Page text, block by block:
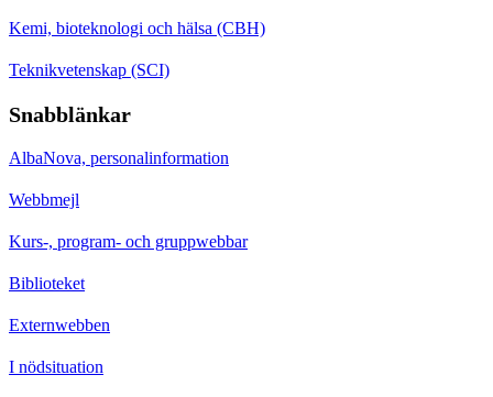
Kemi, bioteknologi och hälsa (CBH)
Teknikvetenskap (SCI)
Snabblänkar
AlbaNova, personalinformation
Webbmejl
Kurs-, program- och gruppwebbar
Biblioteket
Externwebben
I nödsituation